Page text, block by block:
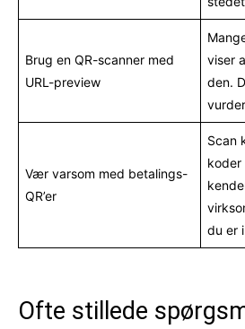
Brug en QR-scanner med
URL-preview
viser
den.
Vær varsom med betalings-
QR’er
Scan
koder
du er
Ofte stillede